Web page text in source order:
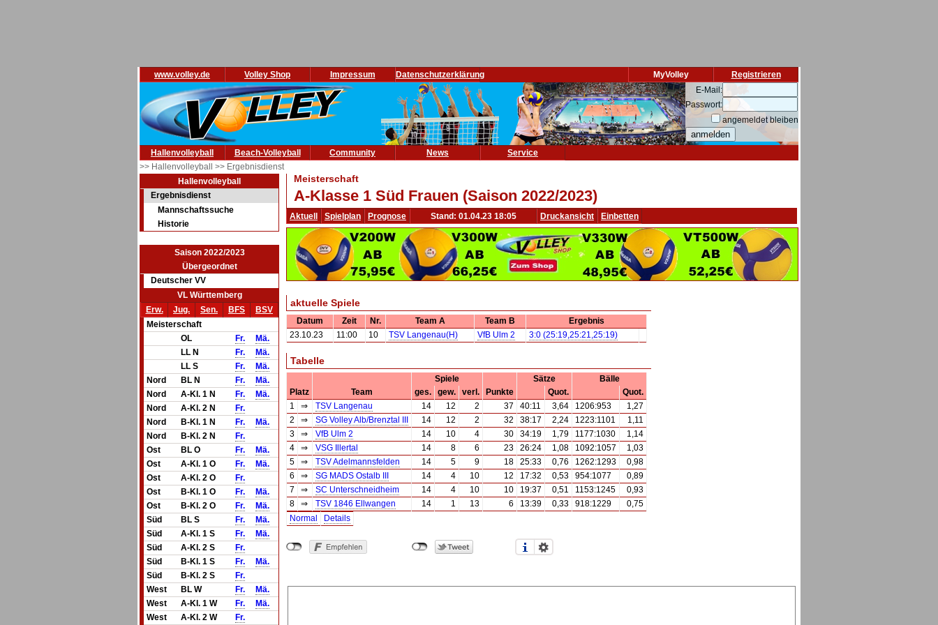
www.volley.de Volley Shop Impressum Datenschutzerklärung Registrieren
MyVolley
E-Mail:
Passwort:
angemeldet bleiben
Hallenvolleyball Beach-Volleyball Community News
Service
>> Hallenvolleyball >> Ergebnisdienst
Hallenvolleyball
Ergebnisdienst
Mannschaftssuche
Historie
Saison 2022/2023
Übergeordnet
Deutscher VV
VL Württemberg
Erw.
Jug. Sen. BFS
BSV
Meisterschaft
OL
Fr.
Mä.
LL N
Fr.
Mä.
LL S
Fr.
Mä.
Nord
BL N Fr.
Mä.
Nord
A-Kl. 1 N Fr.
Mä.
Nord
A-Kl. 2 N
Fr.
Nord
B-Kl. 1 N Fr.
Mä.
Nord
B-Kl. 2 N
Fr.
Ost
BL O Fr.
Mä.
Ost
A-Kl. 1 O Fr.
Mä.
Ost
A-Kl. 2 O
Fr.
Ost
B-Kl. 1 O Fr.
Mä.
Ost
B-Kl. 2 O Fr.
Mä.
Süd
BL S Fr.
Mä.
Süd
A-Kl. 1 S Fr.
Mä.
Süd
A-Kl. 2 S
Fr.
Süd
B-Kl. 1 S Fr.
Mä.
Süd
B-Kl. 2 S
Fr.
West
BL W Fr.
Mä.
West
A-Kl. 1 W Fr.
Mä.
West
A-Kl. 2 W Fr.
Meisterschaft
A-Klasse 1 Süd Frauen (Saison 2022/2023)
Aktuell Spielplan Prognose Stand: 01.04.23 18:05 Druckansicht Einbetten
aktuelle Spiele
Datum Zeit Nr. Team A Team B
Ergebnis
23.10.23
11:00 10 TSV Langenau(H) VfB Ulm 2 3:0 (25:19,25:21,25:19)
Tabelle
Spiele Sätze
Bälle
Platz
Team ges. gew. verl. Punkte Quot.
Quot.
1
⇒ TSV Langenau 14 12 2 37 40:11 3,64 1206:953
1,27
2
⇒ SG Volley Alb/Brenztal III 14 12 2 32 38:17 2,24 1223:1101
1,11
3
⇒ VfB Ulm 2 14 10 4 30 34:19 1,79 1177:1030
1,14
4
⇒ VSG Illertal 14 8 6 23 26:24 1,08 1092:1057
1,03
5
⇒ TSV Adelmannsfelden 14 5 9 18 25:33 0,76 1262:1293
0,98
6
⇒ SG MADS Ostalb III 14 4 10 12 17:32 0,53 954:1077
0,89
7
⇒ SC Unterschneidheim 14 4 10 10 19:37 0,51 1153:1245
0,93
8
⇒ TSV 1846 Ellwangen 14 1 13 6 13:39 0,33 918:1229
0,75
Normal
Details